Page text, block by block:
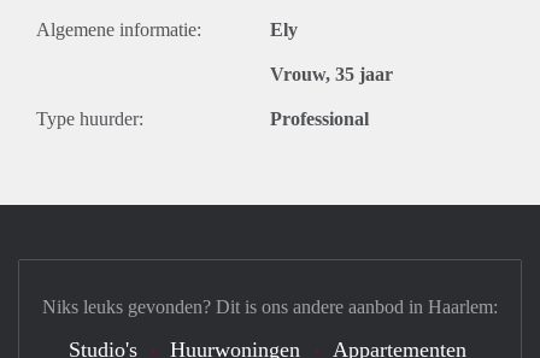
Algemene informatie: Ely
Vrouw, 35 jaar
Type huurder: Professional
Niks leuks gevonden? Dit is ons andere aanbod in Haarlem:
Studio's Huurwoningen Appartementen